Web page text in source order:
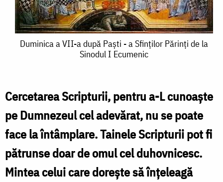
Duminica
a
după
Paşti
-
a
Duminica a VII-a după Paşti - a Sfinţilor Părinţi de la
Sinodul I Ecumenic
Cercetarea Scripturii, pentru a-L cunoaşte
pe Dumnezeul cel adevărat, nu se poate
face la întâmplare. Tainele Scripturii pot fi
pătrunse doar de omul cel duhovnicesc.
Mintea celui care doreşte să înţeleagă